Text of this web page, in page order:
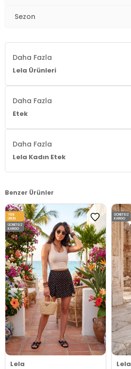
Kalıp Bilgisi:
Menşei:Türkiye
2DY5869020.07
Sezon
Daha Fazla
Lela Ürünleri
Daha Fazla
Etek
Daha Fazla
Lela Kadın Etek
Benzer Ürünler
Lela
YENI
ÜRÜN
ÜCRETSIZ
KARGO
Lela
ÜCRETSIZ
KARGO